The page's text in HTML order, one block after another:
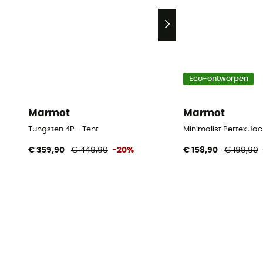
Marmot
Tungsten 4P - Tent
€ 359,90 € 449,90 -20%
Eco-ontworpen
Marmot
Minimalist Pertex
€ 158,90 € 199,90